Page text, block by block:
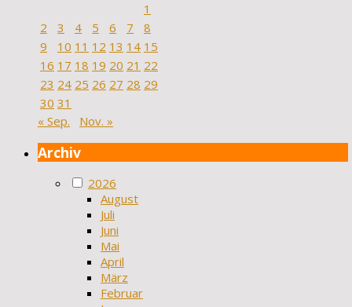
1
2
3 4 5 6 7
8
9
10 11 12 13 14 15
16 17 18 19 20 21 22
23 24 25 26 27 28 29
30 31
« Sep.
Nov. »
Archiv
2026
August
Juli
Juni
Mai
April
März
Februar